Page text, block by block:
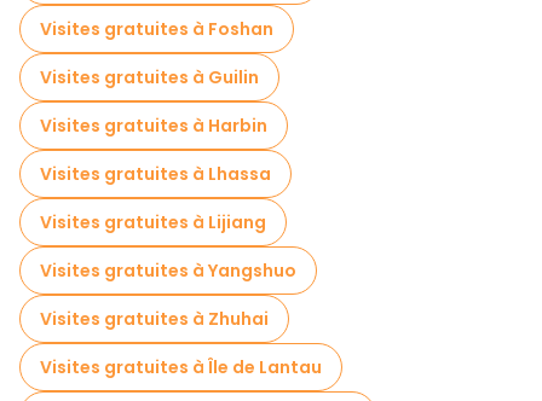
Visites gastronomiques à Chengdu
Visites gratuites à proximité Fanghua Street
Visites gratuites à Foshan
Visites gratuites à Guilin
Visites gratuites à Harbin
Visites gratuites à Lhassa
Visites gratuites à Lijiang
Visites gratuites à Yangshuo
Visites gratuites à Zhuhai
Visites gratuites à Île de Lantau